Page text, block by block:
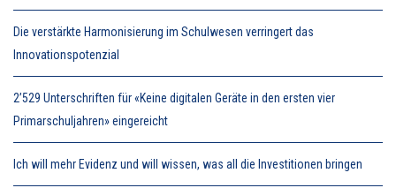
Die verstärkte Harmonisierung im Schulwesen verringert das
Innovationspotenzial
2’529 Unterschriften für «Keine digitalen Geräte in den ersten vier
Primarschuljahren» eingereicht
Ich will mehr Evidenz und will wissen, was all die Investitionen bringen